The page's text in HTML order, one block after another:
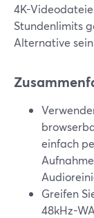
4K-
Stundenlimits
Alternative
einfach
Greifen
48kHz-